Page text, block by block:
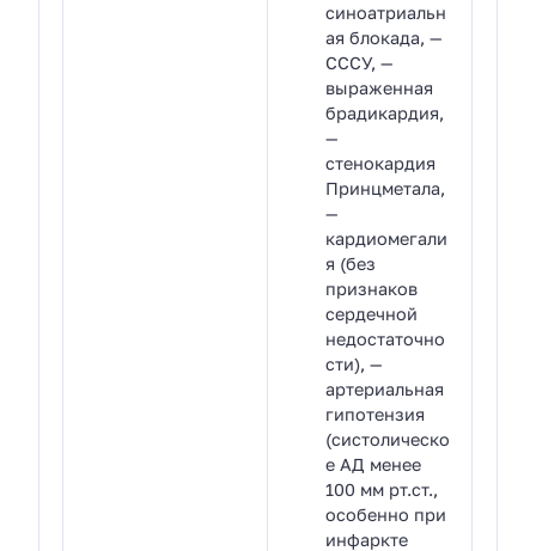
синоатриальн
ая блокада, —
СССУ, —
выраженная
брадикардия,
—
стенокардия
Принцметала,
—
кардиомегали
я (без
признаков
сердечной
недостаточно
сти), —
артериальная
гипотензия
(систолическо
е АД менее
100 мм рт.ст.,
особенно при
инфаркте